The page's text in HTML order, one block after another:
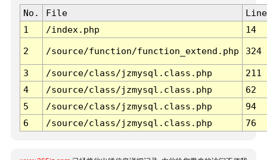
No. File
Line
1
/index.php 14
2 /source/function/function_extend.php 324
3 /source/class/jzmysql.class.php
211
4
/source/class/jzmysql.class.php
62
5
/source/class/jzmysql.class.php
94
6
/source/class/jzmysql.class.php 76